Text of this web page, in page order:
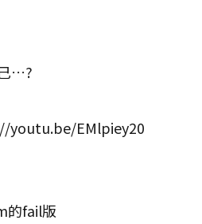
…?
EMlpiey20
的fail版